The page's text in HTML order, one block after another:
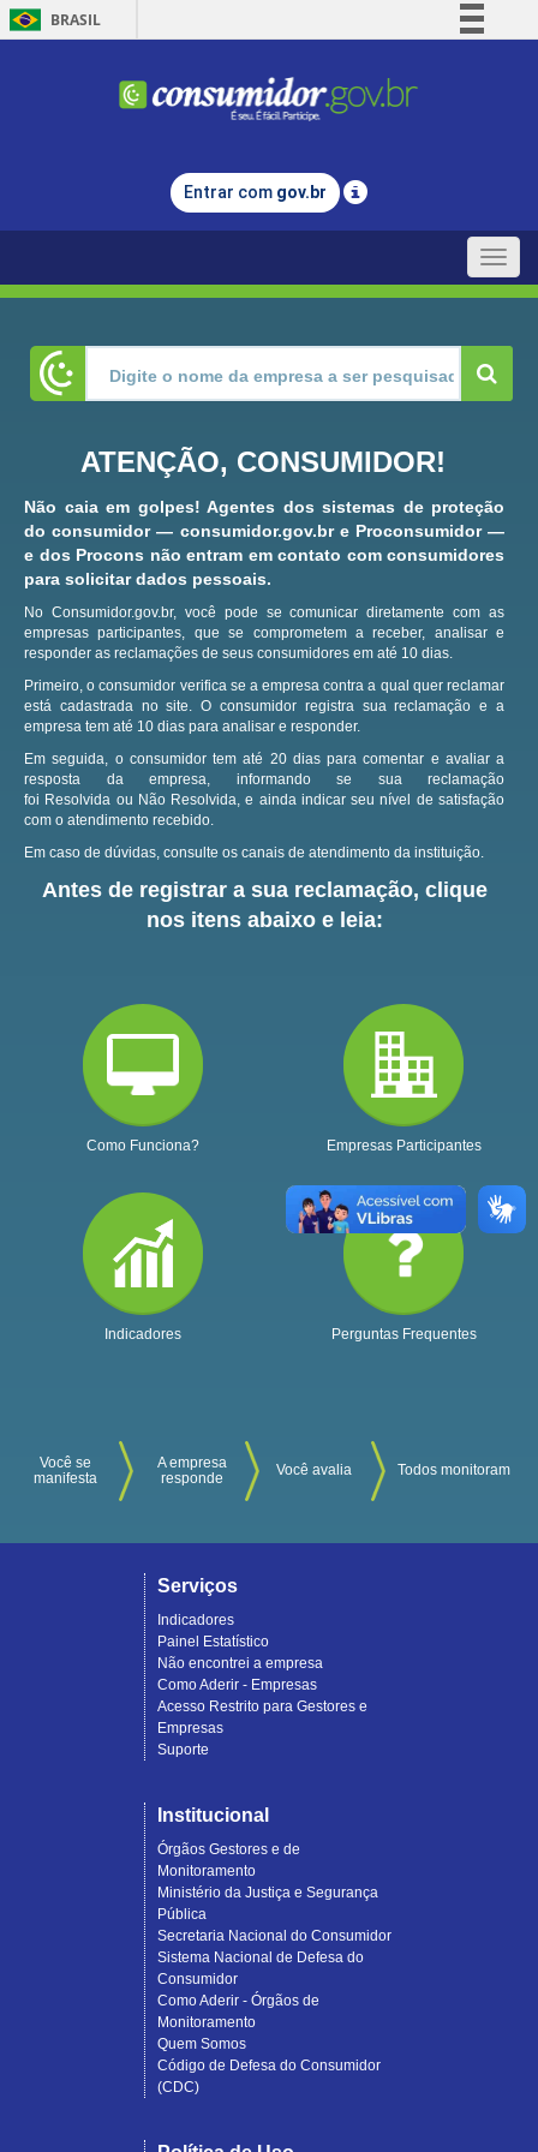
BRASIL
Comunica BR
Legislação
Entrar com gov.br
Toggle
ATENÇÃO, CONSUMIDOR!
Não caia em golpes! Agentes dos sistemas de proteção
do consumidor — consumidor.gov.br e Proconsumidor —
e dos Procons não entram em contato com consumidores
para solicitar dados pessoais.
No Consumidor.gov.br, você pode se comunicar diretamente com as
empresas participantes, que se comprometem a receber, analisar e
responder as reclamações de seus consumidores em até 10 dias.
Primeiro, o consumidor verifica se a empresa contra a qual quer reclamar
está cadastrada no site.O consumidor registra sua reclamação e a
empresa tem até 10 dias para analisar e responder.
Em seguida, o consumidor tem até 20 dias para comentar e avaliar a
resposta da empresa, informando se sua reclamação
foi Resolvida ou Não Resolvida, e ainda indicar seu nível de satisfação
com o atendimento recebido.
Em caso de dúvidas, consulte os canais de atendimento da instituição.
Antes de registrar a sua reclamação, clique
nos itens abaixo e leia:
Como Funciona? Empresas Participantes
Indicadores Perguntas Frequentes
Você se
manifesta
A empresa
responde
Você avalia Todos monitoram
Serviços
Indicadores
Painel Estatístico
Não encontrei a empresa
Como Aderir - Empresas
Acesso Restrito para Gestores e
Empresas
Suporte
Institucional
Órgãos Gestores e de
Monitoramento
Ministério da Justiça e Segurança
Pública
Secretaria Nacional do Consumidor
Sistema Nacional de Defesa do
Consumidor
Como Aderir - Órgãos de
Monitoramento
Quem Somos
Código de Defesa do Consumidor
(CDC)